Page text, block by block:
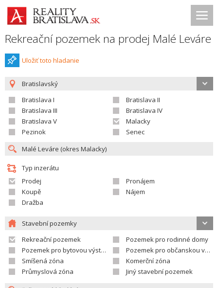
Rekreační pozemek na prodej Malé Leváre
Uložiť toto hladanie
Bratislavský
Bratislava I
Bratislava II
Bratislava III
Bratislava IV
Bratislava V
Malacky
Pezinok
Senec
Typ inzerátu
Prodej
Pronájem
Koupě
Nájem
Dražba
Stavební pozemky
Rekreační pozemek
Pozemek pro rodinné domy
Pozemek pro bytovou výstavbu
Pozemek pro občanskou vybavenost
Smíšená zóna
Komerční zóna
Průmyslová zóna
Jiný stavební pozemek